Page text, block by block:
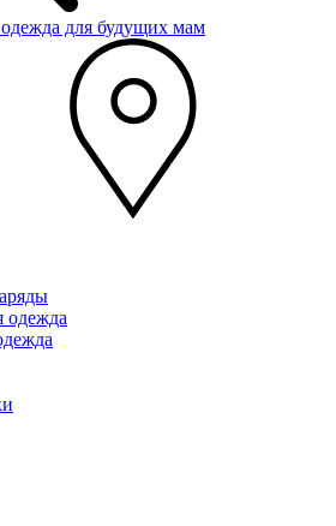
для будущих мам
одежда